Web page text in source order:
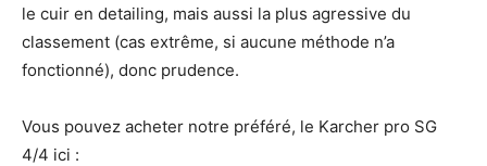
le cuir en detailing, mais aussi la plus agressive du
classement (cas extrême, si aucune méthode n’a
fonctionné), donc prudence.
Vous pouvez acheter notre préféré, le Karcher pro SG
4/4 ici :